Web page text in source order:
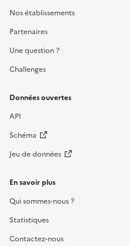
Nos établissements
Partenaires
Une question ?
Challenges
Données ouvertes
API
Schéma
Jeu de données
En savoir plus
Qui sommes-nous ?
Statistiques
Contactez-nous